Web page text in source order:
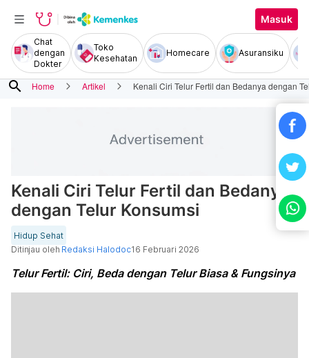
Masuk
Chat
dengan
Dokter
Toko
Kesehatan
Homecare Asuransiku
search Home Artikel Kenali Ciri Telur Fertil dan Bedanya dengan
Kenali Ciri Telur Fertil dan Bedanya
dengan Telur Konsumsi
Hidup Sehat
Ditinjau oleh Redaksi Halodoc16 Februari 2026
Telur Fertil: Ciri, Beda dengan Telur Biasa & Fungsinya